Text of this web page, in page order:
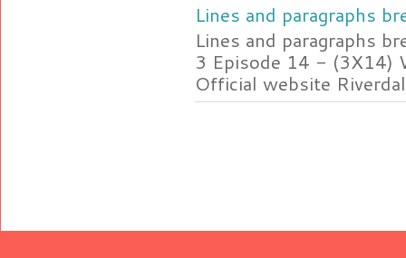
Lines and paragraphs
Lines and paragraphs
3 Episode 14 - (3X14)
Official website